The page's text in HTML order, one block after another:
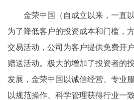
金荣中国（自成立以来，一直
为了降低客户的投资成本和门槛，
交易活动，公司为客户提供免费开
赠送活动。极大的增加了投资者的
发展，金荣中国以诚信经营、专业
以规范操作、科学管理获得行业一